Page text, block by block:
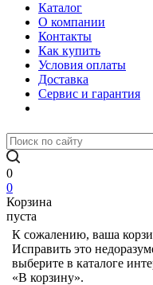
Каталог
О компании
Контакты
Как купить
Условия оплаты
Доставка
Сервис и гарантия
0
0
Корзина
пуста
К сожалению, ваша
Исправить это
выберите в каталоге
«В корзину».